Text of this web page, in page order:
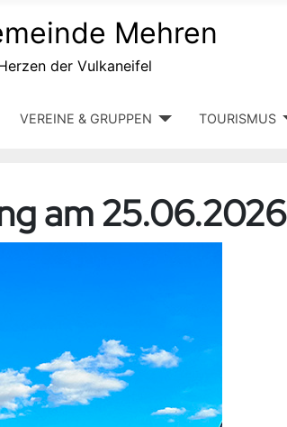
Mehren
der Vulkaneifel
VEREINE & GRUPPEN TOURISMUS
am 25.06.2026